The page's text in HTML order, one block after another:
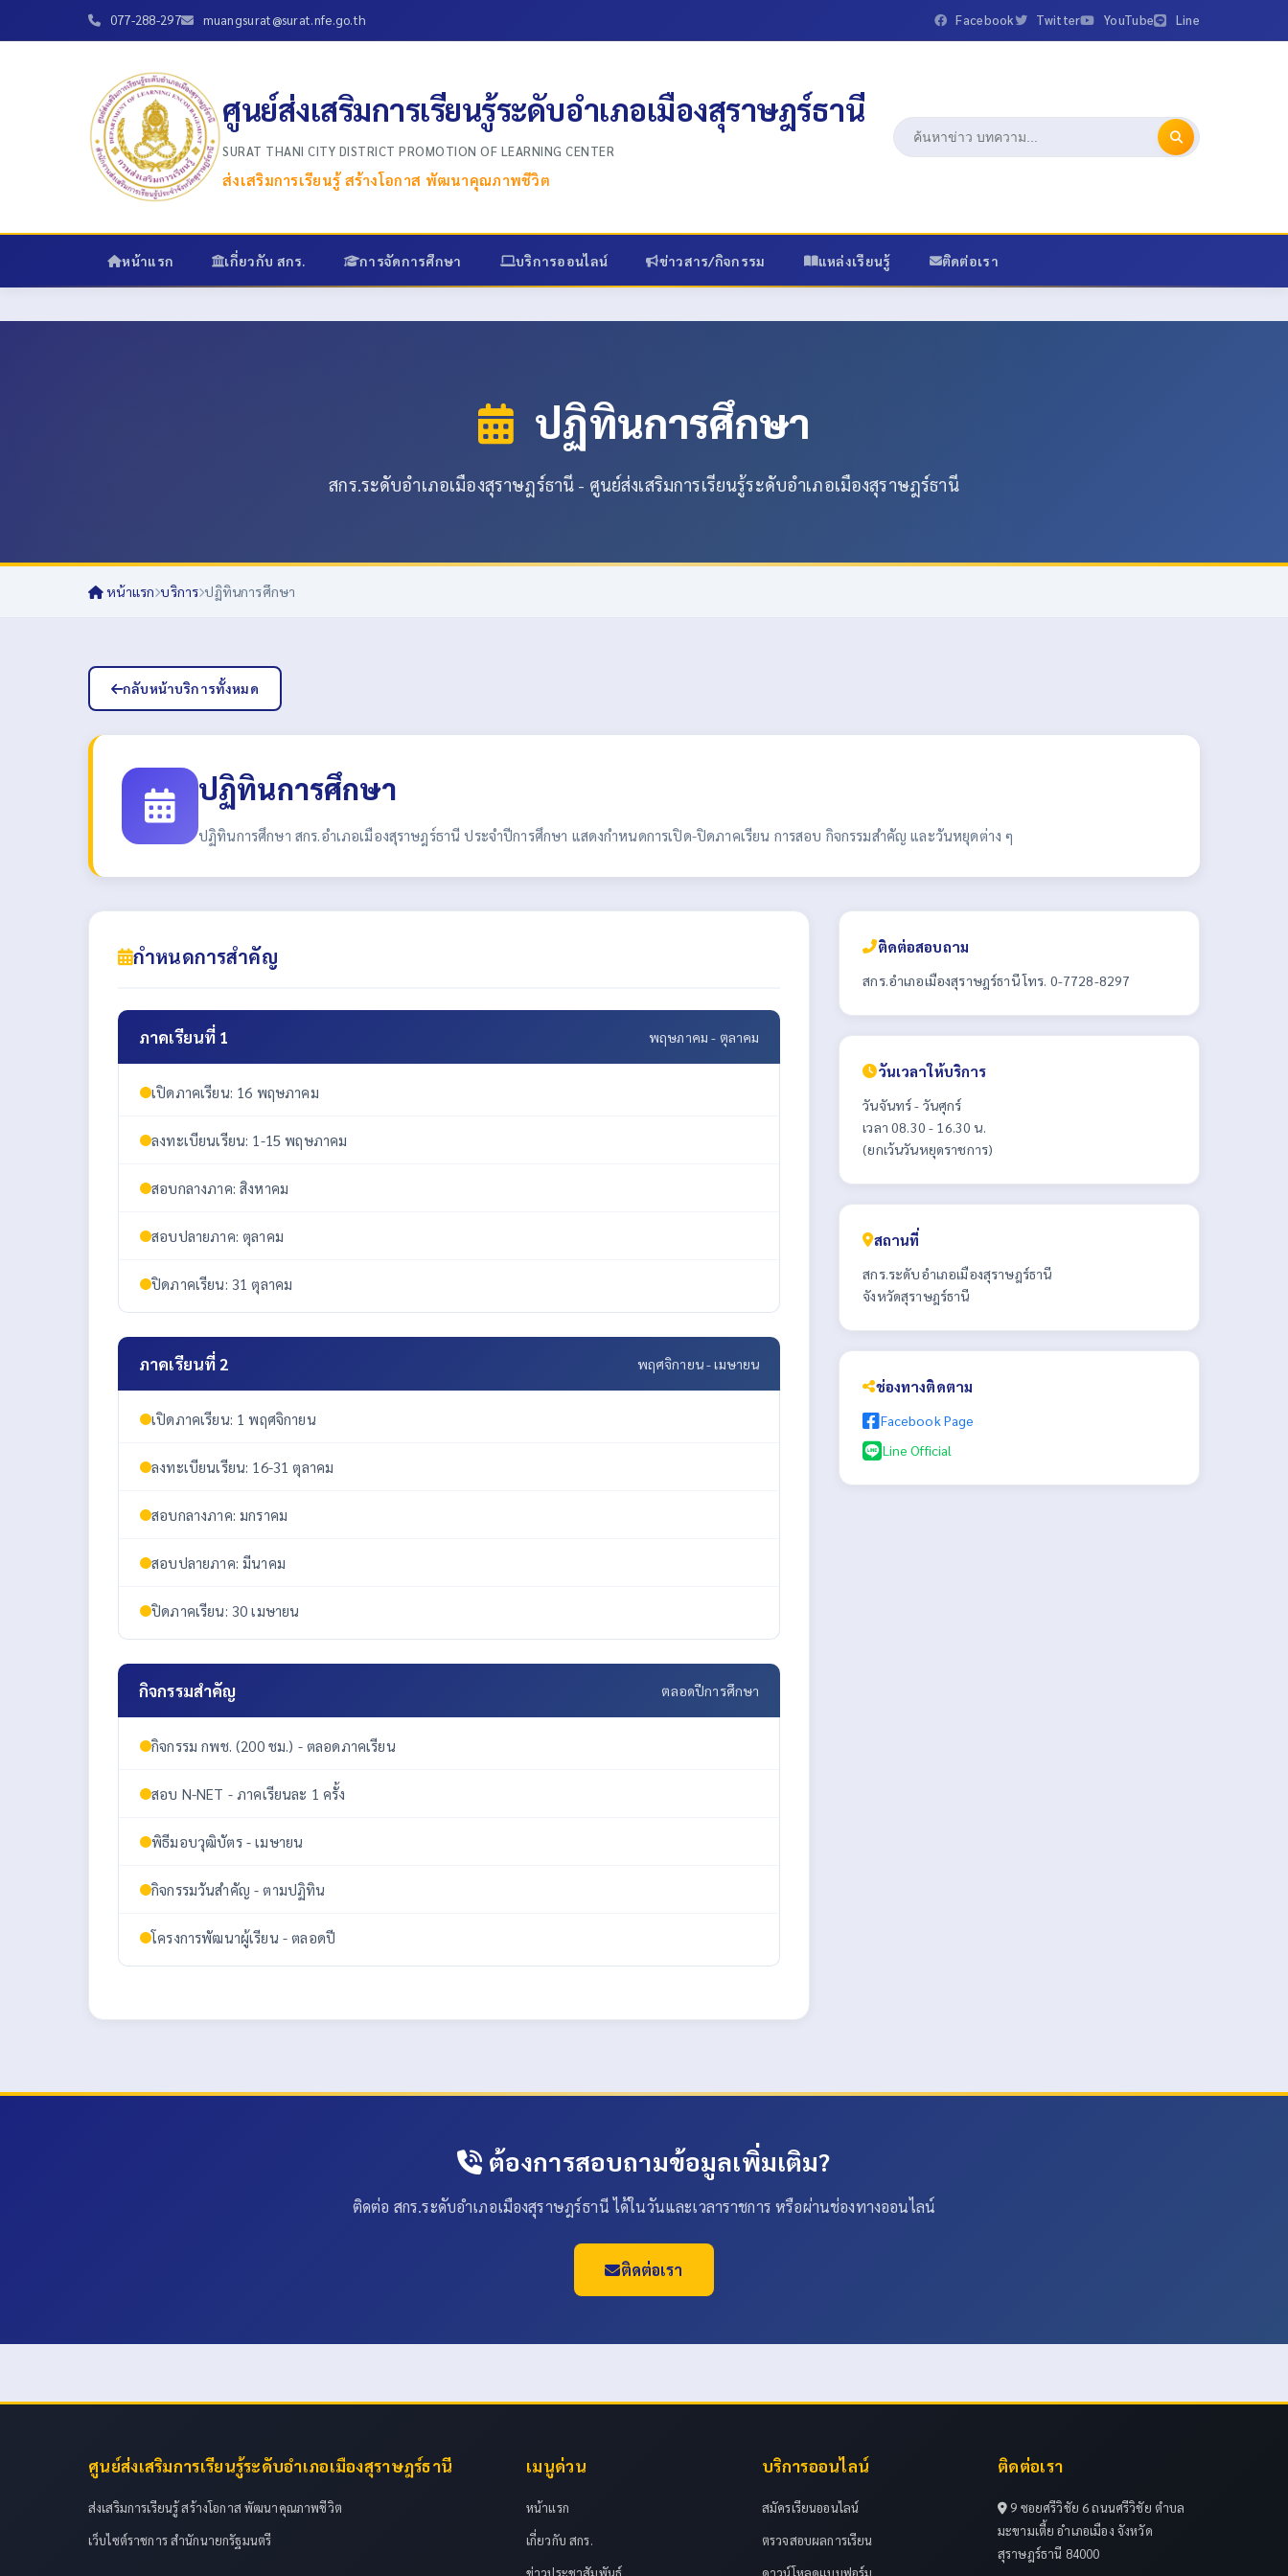
077-288-297 muangsurat@surat.nfe.go.th Facebook Twitter YouTube Line
ศูนย์ส่งเสริมการเรียนรู้ระดับอำเภอเมืองสุราษฎร์ธานี
SURAT THANI CITY DISTRICT PROMOTION OF LEARNING CENTER
ส่งเสริมการเรียนรู้ สร้างโอกาส พัฒนาคุณภาพชีวิต
หน้าแรก เกี่ยวกับ สกร. การจัดการศึกษา บริการออนไลน์ ข่าวสาร/กิจกรรม แหล่งเรียนรู้ ติดต่อเรา
ปฏิทินการศึกษา
สกร.ระดับอำเภอเมืองสุราษฎร์ธานี - ศูนย์ส่งเสริมการเรียนรู้ระดับอำเภอเมืองสุราษฎร์ธานี
หน้าแรก บริการ ปฏิทินการศึกษา
กลับหน้าบริการทั้งหมด
ปฏิทินการศึกษา
ปฏิทินการศึกษา สกร.อำเภอเมืองสุราษฎร์ธานี ประจำปีการศึกษา แสดงกำหนดการเปิด-ปิดภาคเรียน การสอบ กิจกรรมสำคัญ และวันหยุดต่าง ๆ
กำหนดการสำคัญ
ภาคเรียนที่ 1 พฤษภาคม - ตุลาคม
เปิดภาคเรียน: 16 พฤษภาคม
ลงทะเบียนเรียน: 1-15 พฤษภาคม
สอบกลางภาค: สิงหาคม
สอบปลายภาค: ตุลาคม
ปิดภาคเรียน: 31 ตุลาคม
ภาคเรียนที่ 2 พฤศจิกายน - เมษายน
เปิดภาคเรียน: 1 พฤศจิกายน
ลงทะเบียนเรียน: 16-31 ตุลาคม
สอบกลางภาค: มกราคม
สอบปลายภาค: มีนาคม
ปิดภาคเรียน: 30 เมษายน
กิจกรรมสำคัญ ตลอดปีการศึกษา
กิจกรรม กพช. (200 ชม.) - ตลอดภาคเรียน
สอบ N-NET - ภาคเรียนละ 1 ครั้ง
พิธีมอบวุฒิบัตร - เมษายน
กิจกรรมวันสำคัญ - ตามปฏิทิน
โครงการพัฒนาผู้เรียน - ตลอดปี
ติดต่อสอบถาม
สกร.อำเภอเมืองสุราษฎร์ธานี โทร. 0-7728-8297
วันเวลาให้บริการ
วันจันทร์ - วันศุกร์
เวลา 08.30 - 16.30 น.
(ยกเว้นวันหยุดราชการ)
สถานที่
สกร.ระดับอำเภอเมืองสุราษฎร์ธานี
จังหวัดสุราษฎร์ธานี
ช่องทางติดตาม
Facebook Page
Line Official
ต้องการสอบถามข้อมูลเพิ่มเติม?
ติดต่อ สกร.ระดับอำเภอเมืองสุราษฎร์ธานี ได้ในวันและเวลาราชการ หรือผ่านช่องทางออนไลน์
ติดต่อเรา
ศูนย์ส่งเสริมการเรียนรู้ระดับอำเภอเมืองสุราษฎร์ธานี
ส่งเสริมการเรียนรู้ สร้างโอกาส พัฒนาคุณภาพชีวิต
เว็บไซต์ราชการ สำนักนายกรัฐมนตรี
เมนูด่วน
หน้าแรก
เกี่ยวกับ สกร.
ข่าวประชาสัมพันธ์
บริการออนไลน์
สมัครเรียนออนไลน์
ตรวจสอบผลการเรียน
ดาวน์โหลดแบบฟอร์ม
ติดต่อเรา
9 ซอยศรีวิชัย 6 ถนนศรีวิชัย ตำบล
มะขามเตี้ย อำเภอเมือง จังหวัด
สุราษฎร์ธานี 84000